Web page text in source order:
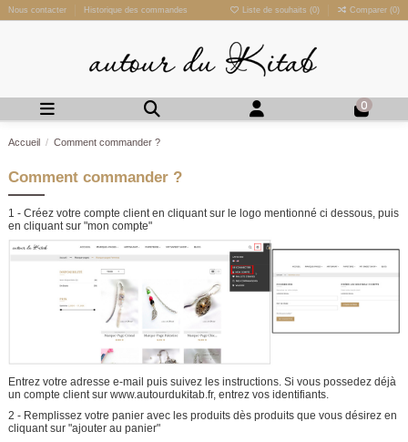
Nous contacter Historique des commandes Liste de souhaits (0) Comparer (0)
0
Accueil Comment commander ?
Comment commander ?
1 - Créez votre compte client en cliquant sur le logo mentionné ci dessous, puis
en cliquant sur "mon compte"
Entrez votre adresse e-mail puis suivez les instructions. Si vous possedez déjà
un compte client sur www.autourdukitab.fr, entrez vos identifiants.
2 - Remplissez votre panier avec les produits dès produits que vous désirez en
cliquant sur "ajouter au panier"